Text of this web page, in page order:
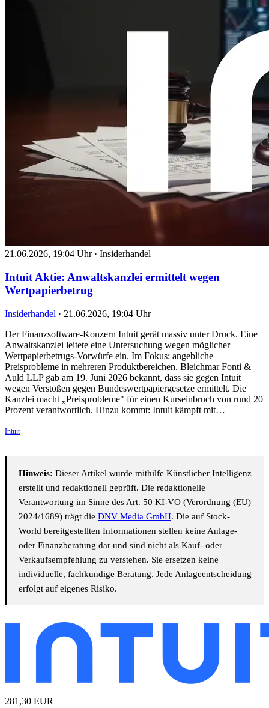
21.06.2026, 19:04 Uhr · Insiderhandel
Intuit Aktie: Anwaltskanzlei ermittelt wegen
Wertpapierbetrug
Insiderhandel · 21.06.2026, 19:04 Uhr
Der Finanzsoftware-Konzern Intuit gerät massiv unter Druck. Eine
Anwaltskanzlei leitete eine Untersuchung wegen möglicher
Wertpapierbetrugs-Vorwürfe ein. Im Fokus: angebliche
Preisprobleme in mehreren Produktbereichen. Bleichmar Fonti &
Auld LLP gab am 19. Juni 2026 bekannt, dass sie gegen Intuit
wegen Verstößen gegen Bundeswertpapiergesetze ermittelt. Die
Kanzlei macht „Preisprobleme" für einen Kurseinbruch von rund 20
Prozent verantwortlich. Hinzu kommt: Intuit kämpft mit…
Intuit
Hinweis: Dieser Artikel wurde mithilfe Künstlicher Intelligenz
erstellt und redaktionell geprüft. Die redaktionelle
Verantwortung im Sinne des Art. 50 KI-VO (Verordnung (EU)
2024/1689) trägt die DNV Media GmbH. Die auf Stock-
World bereitgestellten Informationen stellen keine Anlage-
oder Finanzberatung dar und sind nicht als Kauf- oder
Verkaufsempfehlung zu verstehen. Sie ersetzen keine
individuelle, fachkundige Beratung. Jede Anlageentscheidung
erfolgt auf eigenes Risiko.
281,30 EUR